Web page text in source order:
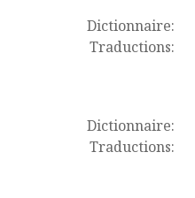
Dictionnaire:
Traductions:
Dictionnaire:
Traductions: